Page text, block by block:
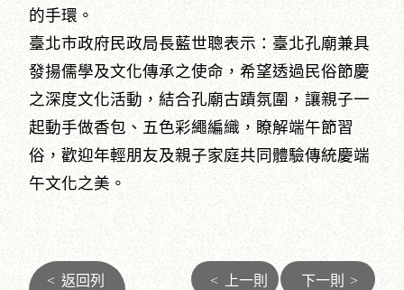
的手環。
臺北市政府民政局長藍世聰表示：臺北孔廟兼具
發揚儒學及文化傳承之使命，希望透過民俗節慶
之深度文化活動，結合孔廟古蹟氛圍，讓親子一
起動手做香包、五色彩繩編織，瞭解端午節習
俗，歡迎年輕朋友及親子家庭共同體驗傳統慶端
午文化之美。
< 返回列
< 上一則 下一則 >